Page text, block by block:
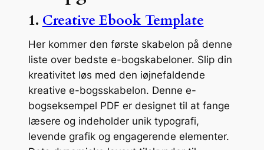
1. Creative Ebook Template
Her kommer den første skabelon på denne
liste over bedste e-bogskabeloner. Slip din
kreativitet løs med den iøjnefaldende
kreative e-bogsskabelon. Denne e-
bogseksempel PDF er designet til at fange
læsere og indeholder unik typografi,
levende grafik og engagerende elementer.